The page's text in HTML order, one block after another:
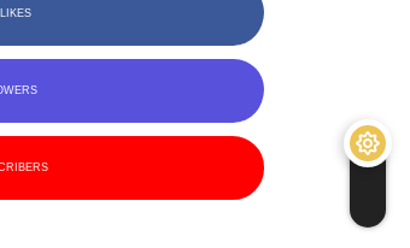
LIKES